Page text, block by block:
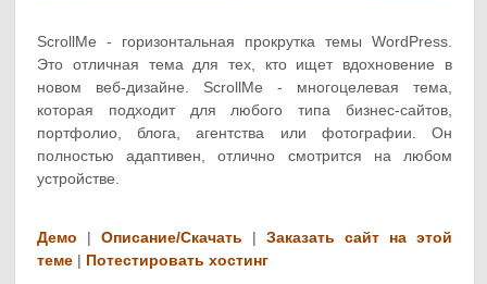
ScrollMe - горизонтальная прокрутка темы WordPress.
Это отличная тема для тех, кто ищет вдохновение в
новом веб-дизайне. ScrollMe - многоцелевая тема,
которая подходит для любого типа бизнес-сайтов,
портфолио, блога, агентства или фотографии. Он
полностью адаптивен, отлично смотрится на любом
устройстве.
Демо |Описание/Скачать | Заказать сайт на этой
теме | Потестировать хостинг